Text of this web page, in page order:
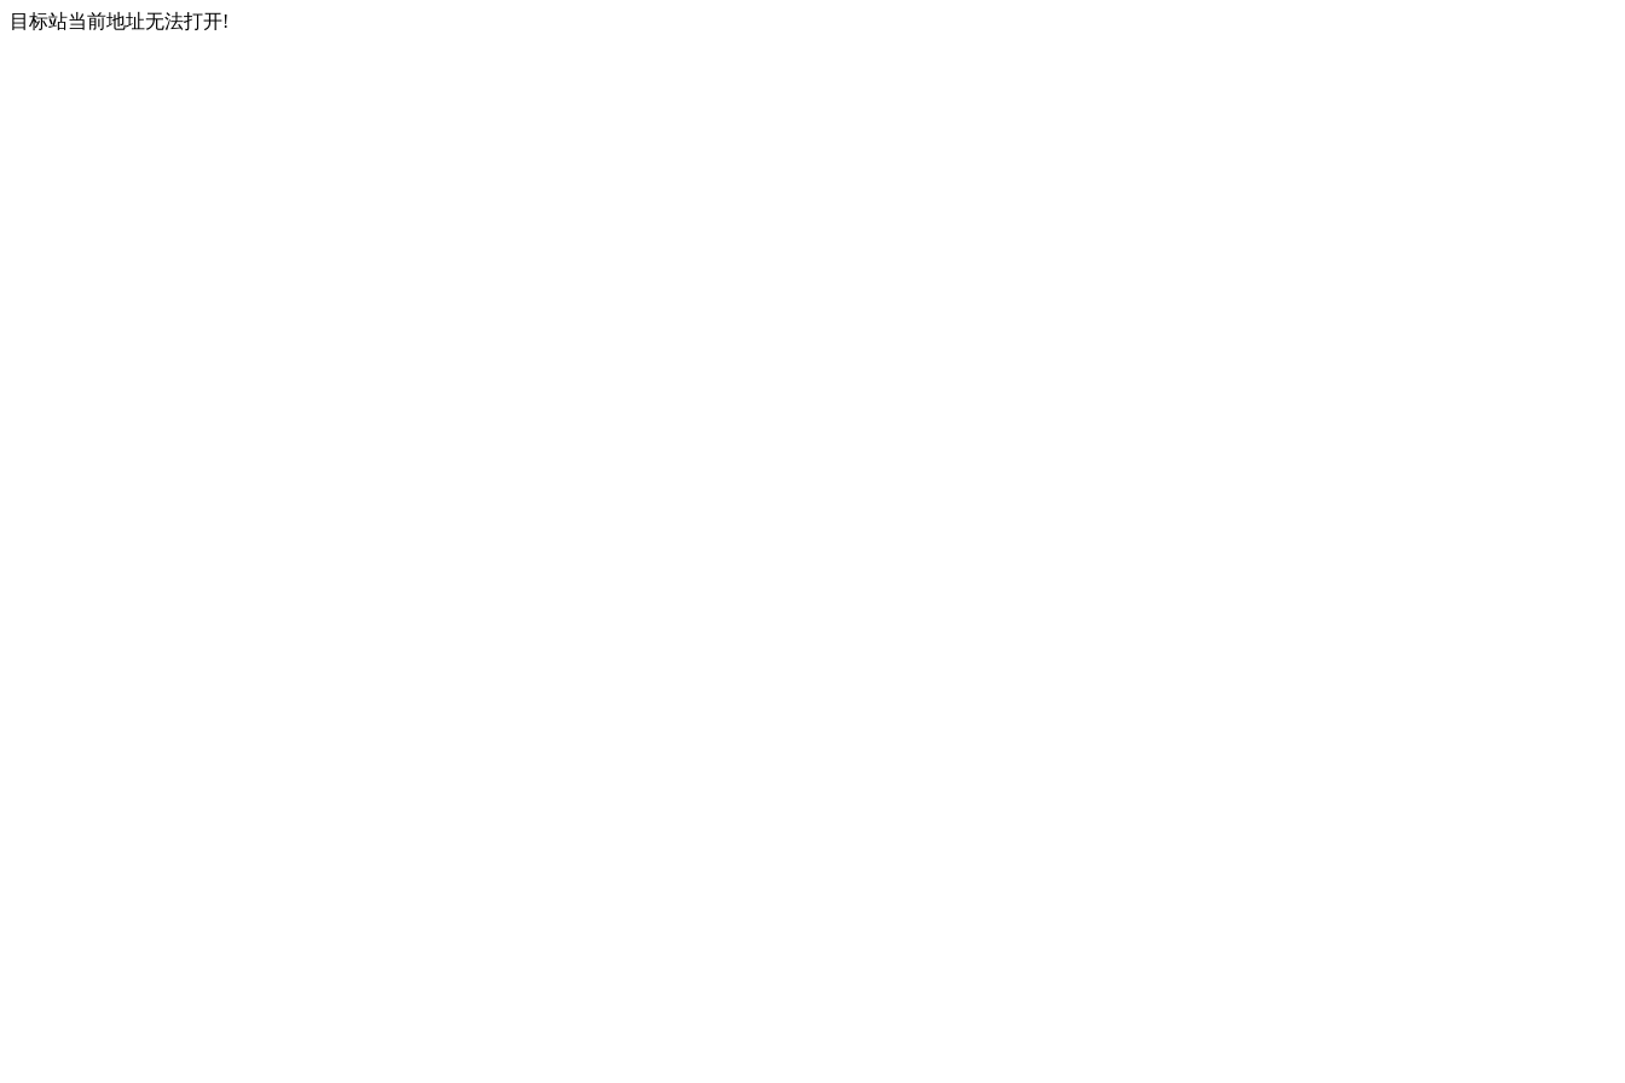
目标站当前地址无法打开!